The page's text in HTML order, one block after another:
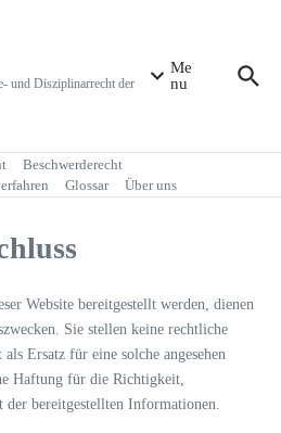
und Disziplinarrecht der
Me
nu
Beschwerderecht
Glossar Über uns
Website bereitgestellt werden, dienen
Sie stellen keine rechtliche
Ersatz für eine solche angesehen
Haftung für die Richtigkeit,
bereitgestellten Informationen.